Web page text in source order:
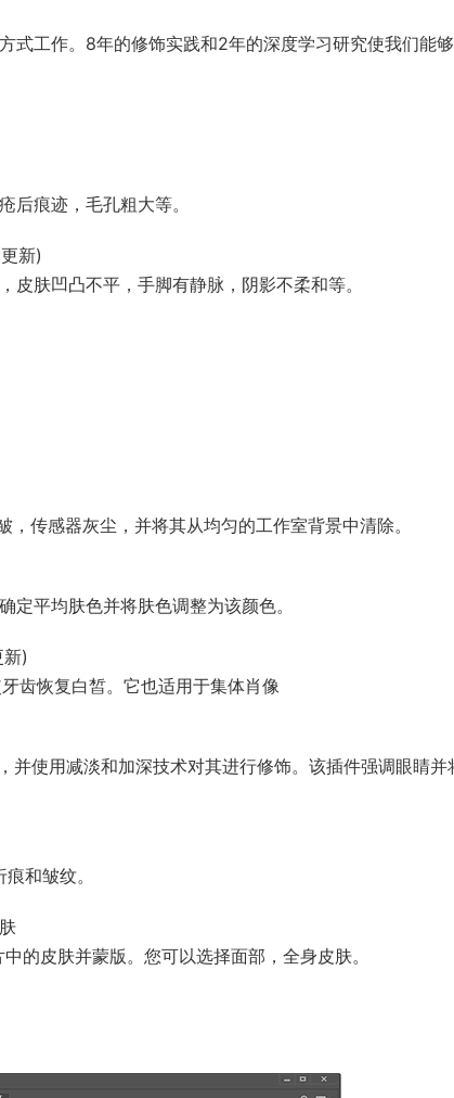
式工作。8年的修饰实践和2年的深度学习研究使我们能
后痕迹，毛孔粗大等。
新)
肤凹凸不平，手脚有静脉，阴影不柔和等。
传感器灰尘，并将其从均匀的工作室背景中清除。
平均肤色并将肤色调整为该颜色。
)
齿恢复白皙。它也适用于集体肖像
使用减淡和加深技术对其进行修饰。该插件强调眼睛并
和皱纹。
的皮肤并蒙版。您可以选择面部，全身皮肤。